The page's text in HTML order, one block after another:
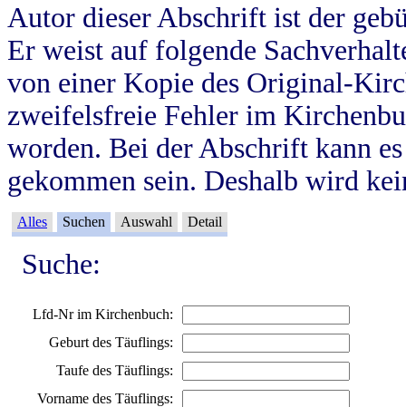
Autor dieser Abschrift ist der
Er weist auf folgende
von einer Kopie des Original-
zweifelsfreie Fehler im
worden. Bei der Abschrift kann
gekommen sein. Deshalb wird
Alles Suchen Auswahl Detail
Suche:
Lfd-Nr im Kirchenbuch:
Geburt des Täuflings:
Taufe des Täuflings:
Vorname des Täuflings: